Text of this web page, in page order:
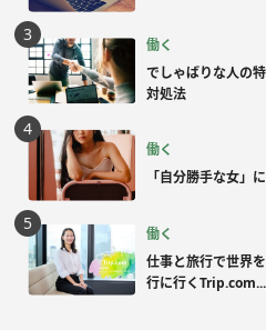
働く
でしゃばりな人の
対処法
働く
「自分勝手な女」
働く
仕事と旅行で世界
行に行くTrip.com...